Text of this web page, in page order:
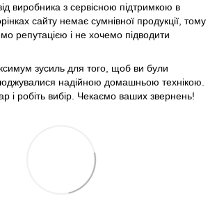
виробника з сервісною підтримкою в
сайту немає сумнівної продукції, тому
репутацією і не хочемо підводити
зусиль для того, щоб ви були
надійною домашньою технікою.
і робіть вибір. Чекаємо ваших звернень!